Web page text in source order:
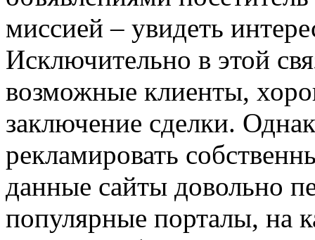
миссией – увидеть
Исключительно в этой
возможные клиенты,
заключение сделки.
рекламировать
данные сайты довольно
популярные порталы, на